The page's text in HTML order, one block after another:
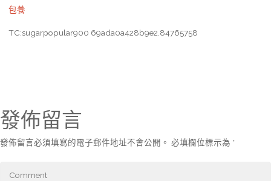
包養
TC:sugarpopular900 69ada0a428b9e2.84765758
發佈留言
發佈留言必須填寫的電子郵件地址不會公開。 必填欄位標示為 *